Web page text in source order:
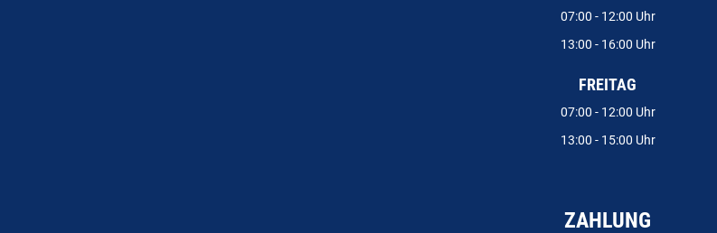
07:00 - 12:00 Uhr
13:00 - 16:00 Uhr
FREITAG
07:00 - 12:00 Uhr
13:00 - 15:00 Uhr
ZAHLUNG